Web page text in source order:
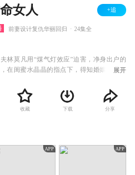
女人 +追
前妻设计复仇华丽回归 24集全
林莫凡用“煤气灯效应”迫害，净身出户的
在闺蜜水晶晶的指点下，得知婚姻中的情
，携手小三陈珊珊一起复仇“渣男”。
展开
收藏 下载 分享
APP APP